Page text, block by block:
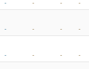
- - -
-
- - -
-
- - -
-